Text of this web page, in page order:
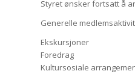
Styret ønsker fortsatt å
Generelle
Ekskursjoner
Foredrag
Kultursosiale